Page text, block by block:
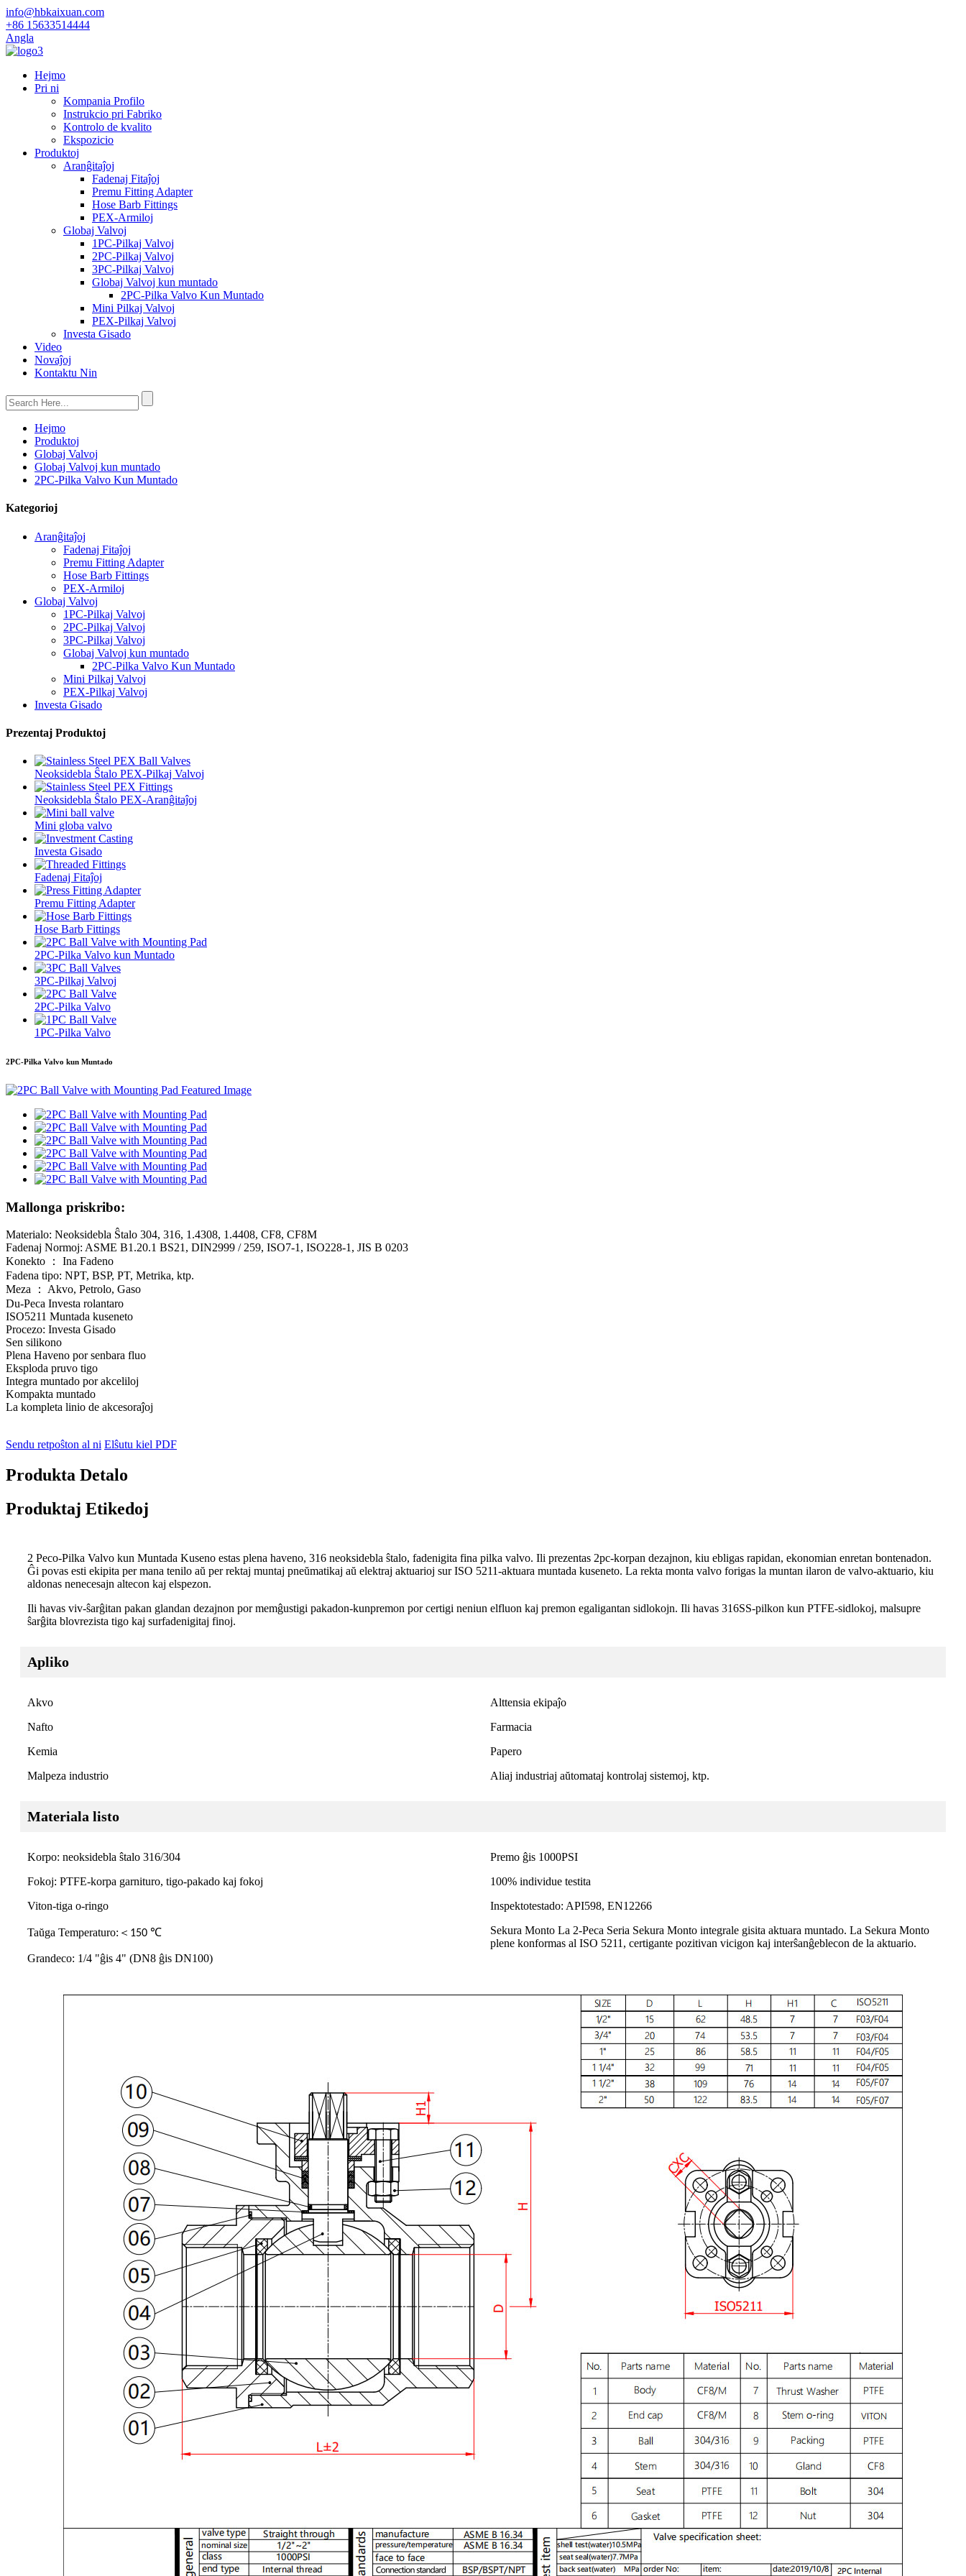
info@hbkaixuan.com
+86 15633514444
Angla
Hejmo
Pri ni
Kompania Profilo
Instrukcio pri Fabriko
Kontrolo de kvalito
Ekspozicio
Produktoj
Aranĝitaĵoj
Fadenaj Fitaĵoj
Premu Fitting Adapter
Hose Barb Fittings
PEX-Armiloj
Globaj Valvoj
1PC-Pilkaj Valvoj
2PC-Pilkaj Valvoj
3PC-Pilkaj Valvoj
Globaj Valvoj kun muntado
2PC-Pilka Valvo Kun Muntado
Mini Pilkaj Valvoj
PEX-Pilkaj Valvoj
Investa Gisado
Video
Novaĵoj
Kontaktu Nin
Hejmo
Produktoj
Globaj Valvoj
Globaj Valvoj kun muntado
2PC-Pilka Valvo Kun Muntado
Kategorioj
Aranĝitaĵoj
Fadenaj Fitaĵoj
Premu Fitting Adapter
Hose Barb Fittings
PEX-Armiloj
Globaj Valvoj
1PC-Pilkaj Valvoj
2PC-Pilkaj Valvoj
3PC-Pilkaj Valvoj
Globaj Valvoj kun muntado
2PC-Pilka Valvo Kun Muntado
Mini Pilkaj Valvoj
PEX-Pilkaj Valvoj
Investa Gisado
Prezentaj Produktoj
Neoksidebla Ŝtalo PEX-Pilkaj Valvoj
Neoksidebla Ŝtalo PEX-Aranĝitaĵoj
Mini globa valvo
Investa Gisado
Fadenaj Fitaĵoj
Premu Fitting Adapter
Hose Barb Fittings
2PC-Pilka Valvo kun Muntado
3PC-Pilkaj Valvoj
2PC-Pilka Valvo
1PC-Pilka Valvo
2PC-Pilka Valvo kun Muntado
Mallonga priskribo:
Materialo: Neoksidebla Ŝtalo 304, 316, 1.4308, 1.4408, CF8, CF8M
Fadenaj Normoj: ASME B1.20.1 BS21, DIN2999 / 259, ISO7-1, ISO228-1, JIS B 0203
Konekto ： Ina Fadeno
Fadena tipo: NPT, BSP, PT, Metrika, ktp.
Meza ： Akvo, Petrolo, Gaso
Du-Peca Investa rolantaro
ISO5211 Muntada kuseneto
Procezo: Investa Gisado
Sen silikono
Plena Haveno por senbara fluo
Eksploda pruvo tigo
Integra muntado por akceliloj
Kompakta muntado
La kompleta linio de akcesoraĵoj
Sendu retpoŝton al ni Elŝutu kiel PDF
Produkta Detalo
Produktaj Etikedoj
2 Peco-Pilka Valvo kun Muntada Kuseno estas plena haveno, 316 neoksidebla ŝtalo, fadenigita fina pilka valvo. Ili prezentas 2pc-korpan dezajnon, kiu ebligas rapidan, ekonomian enretan bontenadon.
Ĝi povas esti ekipita per mana tenilo aŭ per rektaj muntaj pneŭmatikaj aŭ elektraj aktuarioj sur ISO 5211-aktuara muntada kuseneto. La rekta monta valvo forigas la muntan ilaron de valvo-aktuario, kiu
aldonas nenecesajn altecon kaj elspezon.
Ili havas viv-ŝarĝitan pakan glandan dezajnon por memĝustigi pakadon-kunpremon por certigi neniun elfluon kaj premon egaligantan sidlokojn. Ili havas 316SS-pilkon kun PTFE-sidlokoj, malsupre
ŝarĝita blovrezista tigo kaj surfadenigitaj finoj.
Apliko
Akvo
Nafto
Kemia
Malpeza industrio
Alttensia ekipaĵo
Farmacia
Papero
Aliaj industriaj aŭtomataj kontrolaj sistemoj, ktp.
Materiala listo
Korpo: neoksidebla ŝtalo 316/304
Fokoj: PTFE-korpa garnituro, tigo-pakado kaj fokoj
Viton-tiga o-ringo
Taŭga Temperaturo: ＜ 150 ℃
Grandeco: 1/4 "ĝis 4" (DN8 ĝis DN100)
Premo ĝis 1000PSI
100% individue testita
Inspektotestado: API598, EN12266
Sekura Monto La 2-Peca Seria Sekura Monto integrale gisita aktuara muntado. La Sekura Monto
plene konformas al ISO 5211, certigante pozitivan vicigon kaj interŝanĝeblecon de la aktuario.